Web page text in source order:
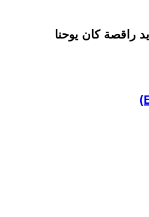
راقصة كان يوحنا